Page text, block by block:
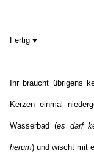
Fertig ♥
Ihr braucht übrigens
Kerzen einmal
Wasserbad (es darf
herum) und wischt mit